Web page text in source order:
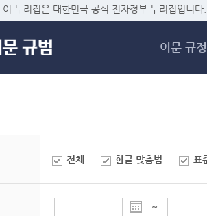
메
이 누리집은 대한민국 공식 전자정부 누리집입니다.
어문 규정
전체 한글 맞춤법 표
~